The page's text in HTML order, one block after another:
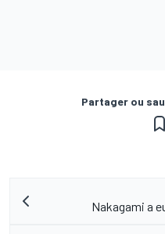
Partager ou
Nakagami a